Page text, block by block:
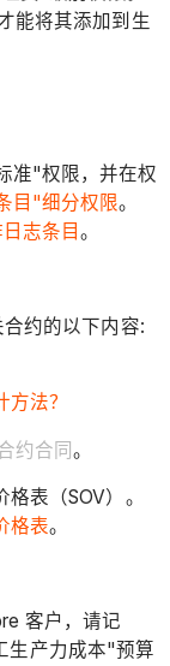
能将其添加到生
准"权限，并在权
目"细分权限。
志条目。
约的以下内容:
法？
约合同。
表（SOV）。
格表。
客户，请记
生产力成本"预算